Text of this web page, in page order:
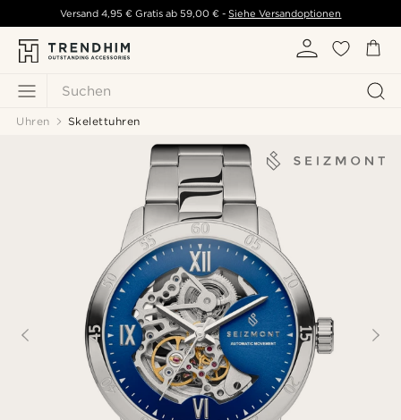
Suchen
Versand 4,95 € Gratis ab59,00 € - Siehe Versandoptionen
Uhren Skelettuhren